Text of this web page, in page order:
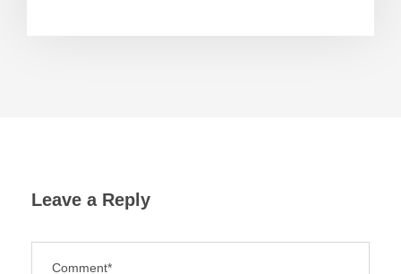
Leave a Reply